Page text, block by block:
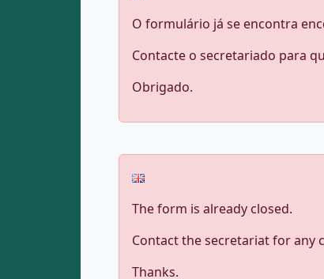
O formulário já se encontra
Contacte o secretariado para
Obrigado.
The form is already closed.
Contact the secretariat for any
Thanks.